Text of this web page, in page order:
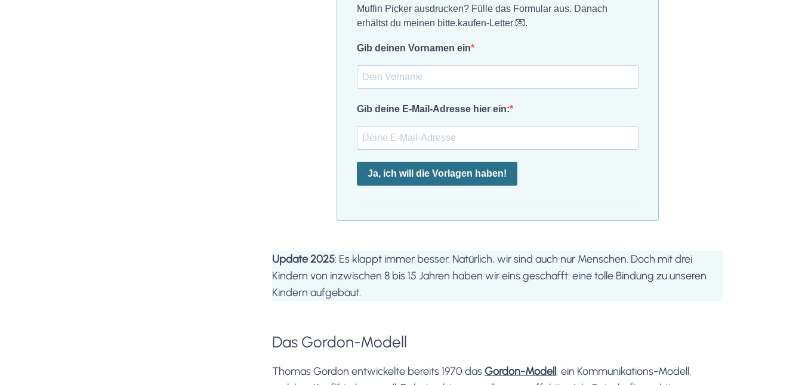
Muffin Picker ausdrucken? Fülle das Formular aus. Danach
erhältst du meinen bitte.kaufen-Letter 💌.
Gib deinen Vornamen ein
Gib deine E-Mail-Adresse hier ein:
Ja, ich will die Vorlagen haben!
Update 2025: Es klappt immer besser. Natürlich, wir sind auch nur Menschen. Doch mit drei
Kindern von inzwischen 8 bis 15 Jahren haben wir eins geschafft: eine tolle Bindung zu unseren
Kindern aufgebaut.
Das Gordon-Modell
Thomas Gordon entwickelte bereits 1970 dasGordon-Modell, ein Kommunikations-Modell,